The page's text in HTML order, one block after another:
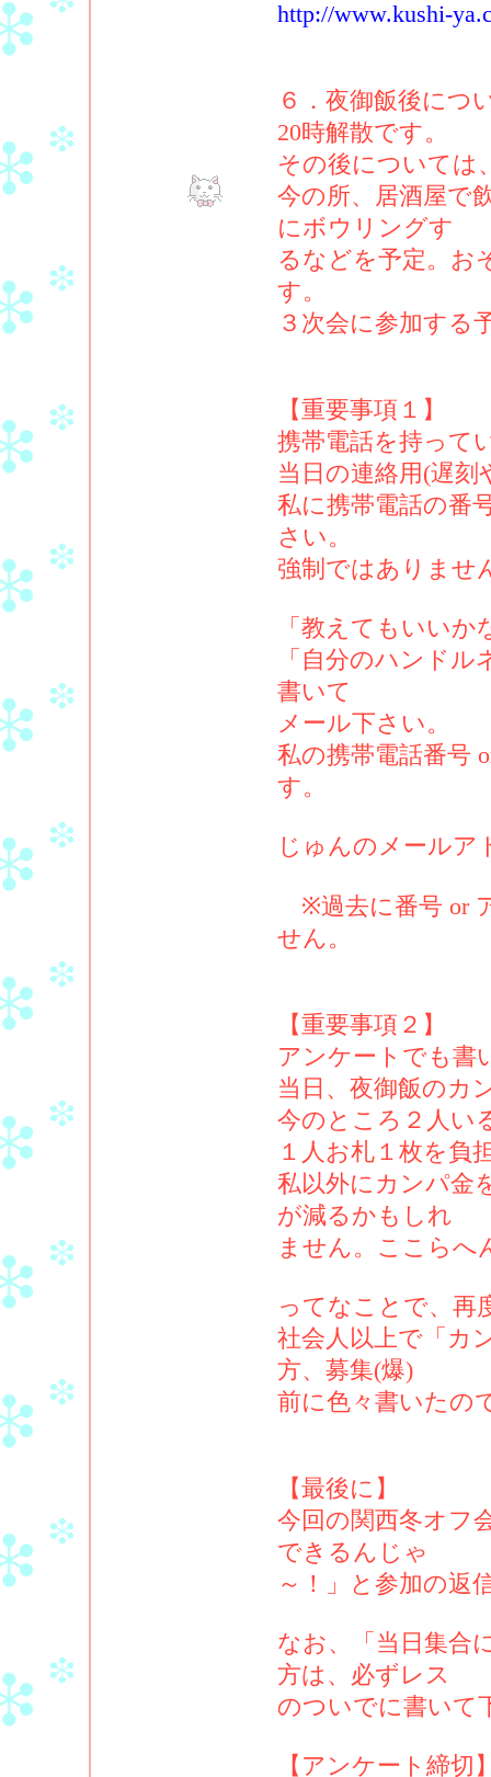
http://www.kushi-
６．夜御飯後につ
20時解散です。
その後については
今の所、居酒屋で
にボウリングす
るなどを予定。お
す。
３次会に参加する
【重要事項１】
携帯電話を持って
当日の連絡用(遅
私に携帯電話の番
さい。
強制ではありませ
「教えてもいい
「自分のハンド
書いて
メール下さい。
私の携帯電話番号
す。
じゅんのメールア
※過去に番号 or
せん。
【重要事項２】
アンケートでも書
当日、夜御飯のカ
今のところ２人い
１人お札１枚を負
私以外にカンパ金
が減るかもしれ
ません。ここらへ
ってなことで、再
社会人以上で「カ
方、募集(爆)
前に色々書いたの
【最後に】
今回の関西冬オフ
できるんじゃ
～！」と参加の返
なお、「当日集合
方は、必ずレス
のついでに書いて
【アンケート締切